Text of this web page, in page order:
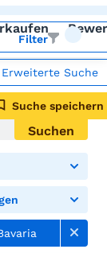
Filter
Erweiterte Suche
Suche speichern
Suchen